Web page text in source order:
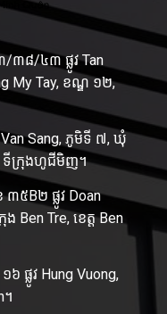
៨/៤៣ ផ្លូវ Tan
My Tay, ខណ្ឌ ១២,
Van Sang, ភូមិទី ៧, ឃុំ
ទីក្រុងហូជីមិញ។
៣៥B២ ផ្លូវ Doan
Ben Tre, ខេត្ត Ben
៦ ផ្លូវ Hung Vuong,
។